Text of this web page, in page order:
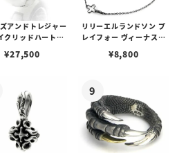
アンドトレジャー
クリッドハートピ
¥27,500
リリーエルランドソン プ
レイフォー ヴィーナスチ
¥8,800